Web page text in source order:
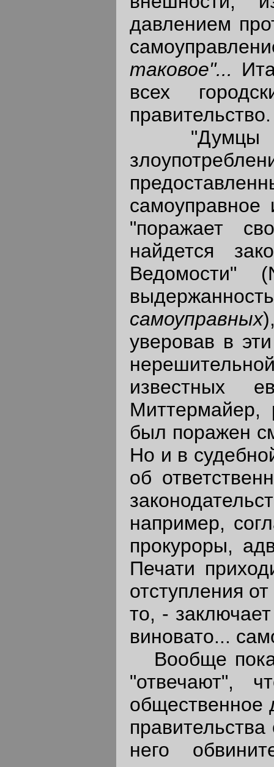
давлением
таковое"...
всех
правительство.
"Думцы и
самоуправное
"поражает
найдется
Ведомости"
самоуправных
уверовав в
известных
Миттермайер,
был поражен
Но и в
об
например,
прокуроры,
Печати
отступления
то, -
виновато...
Вообще пока
"отвечают",
общественное
него